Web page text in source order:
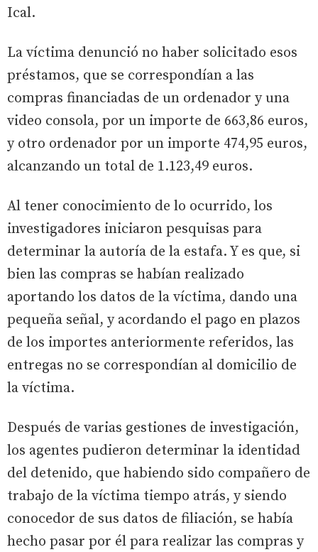
Ical.
La víctima denunció no haber solicitado esos
préstamos, que se correspondían a las
compras financiadas de un ordenador y una
video consola, por un importe de 663,86 euros,
y otro ordenador por un importe 474,95 euros,
alcanzando un total de 1.123,49 euros.
Al tener conocimiento de lo ocurrido, los
investigadores iniciaron pesquisas para
determinar la autoría de la estafa. Y es que, si
bien las compras se habían realizado
aportando los datos de la víctima, dando una
pequeña señal, y acordando el pago en plazos
de los importes anteriormente referidos, las
entregas no se correspondían al domicilio de
la víctima.
Después de varias gestiones de investigación,
los agentes pudieron determinar la identidad
del detenido, que habiendo sido compañero de
trabajo de la víctima tiempo atrás, y siendo
conocedor de sus datos de filiación, se había
hecho pasar por él para realizar las compras y